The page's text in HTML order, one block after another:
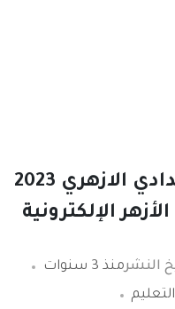
نتيجة الصف الثالث الاعدادي الازهري 2023
الإلكترونية
النشرمنذ 3 سنوات
التعليم